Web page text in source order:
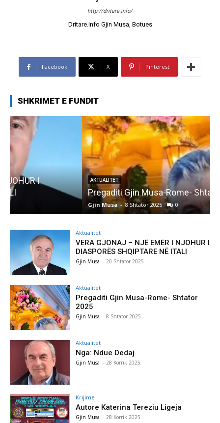
http://dritare.info/
Dritare.Info Gjin Musa, Botues
Facebook X Pinterest
SHKRIMET E FUNDIT
AKTUALITET
Pregaditi Gjin Musa-Rome- Shtator 2025
8 Shtator 2025 0
Aktualitet
VERA GJONAJ – NJË EMËR I NJOHUR I
DIASPORËS SHQIPTARE NË ITALI
Gjin Musa - 20 Shtator 2025
Aktualitet
Pregaditi Gjin Musa-Rome- Shtator
2025
Gjin Musa - 8 Shtator 2025
Aktualitet
Nga: Ndue Dedaj
Gjin Musa - 28 Korrik 2025
Krijime
Autore Katerina Tereziu Ligeja
Gjin Musa - 28 Korrik 2025